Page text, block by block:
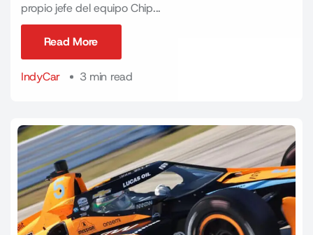
propio jefe del equipo Chip...
Read More
IndyCar
3 min read